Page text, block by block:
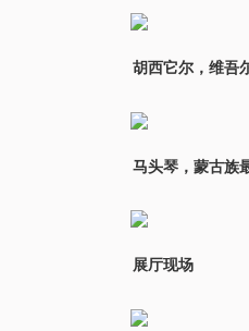
胡西它尔，维吾
马头琴，蒙古族
展厅现场